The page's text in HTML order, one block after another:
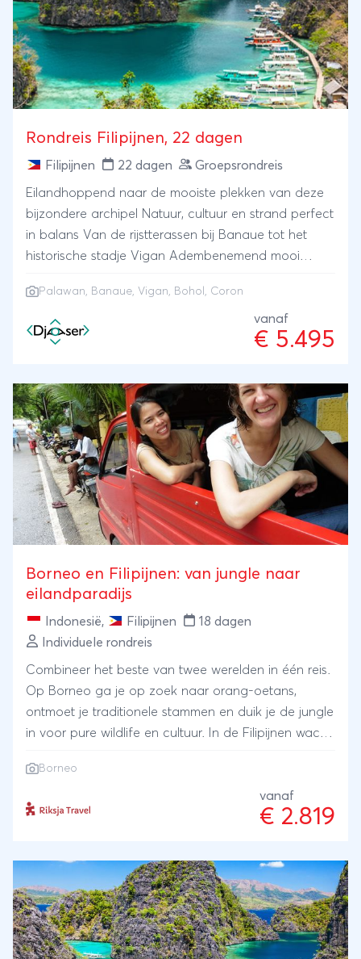
Rondreis Filipijnen, 22 dagen
Filipijnen 22 dagen Groepsrondreis
Eilandhoppend naar de mooiste plekken van deze
bijzondere archipel Natuur, cultuur en strand perfect
in balans Van de rijstterassen bij Banaue tot het
historische stadje Vigan Adembenemend mooi
Palawan en Coron
Palawan, Banaue, Vigan, Bohol, Coron
vanaf
€ 5.495
Borneo en Filipijnen: van jungle naar
eilandparadijs
Indonesië, Filipijnen
18 dagen
Individuele rondreis
Combineer het beste van twee werelden in één reis.
Op Borneo ga je op zoek naar orang-oetans,
ontmoet je traditionele stammen en duik je de jungle
in voor pure wildlife en cultuur. In de Filipijnen wacht
verborgen watervallen en sluit af op paradijselijke
stranden met wit zand en helderblauw water. Een
afwisselende rondreis vol natuur, cultuur en
Borneo
vanaf
€ 2.819